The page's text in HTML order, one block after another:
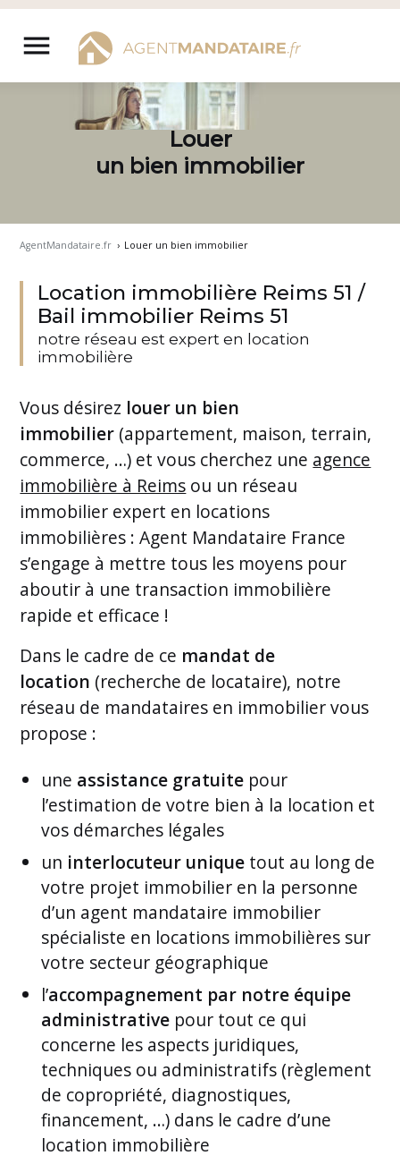
Aller
contenu
menu
Louer
un bien immobilier
AgentMandataire.fr › Louer un bien immobilier
Location immobilière Reims 51 /
Bail immobilier Reims 51
notre réseau est expert en location
immobilière
Vous désirez louer un bien
immobilier (appartement, maison, terrain,
commerce, …) et vous cherchez une agence
immobilière à Reims ou un réseau
immobilier expert en locations
immobilières : Agent Mandataire France
s’engage à mettre tous les moyens pour
aboutir à une transaction immobilière
rapide et efficace !
Dans le cadre de ce mandat de
location (recherche de locataire), notre
réseau de mandataires en immobilier vous
propose :
une assistance gratuite pour
l’estimation de votre bien à la location et
vos démarches légales
un interlocuteur unique tout au long de
votre projet immobilier en la personne
d’un agent mandataire immobilier
spécialiste en locations immobilières sur
votre secteur géographique
l’accompagnement par notre équipe
administrative pour tout ce qui
concerne les aspects juridiques,
techniques ou administratifs (règlement
de copropriété, diagnostiques,
financement, …) dans le cadre d’une
location immobilière